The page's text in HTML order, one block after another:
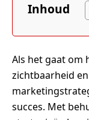
Inhoud
Als het gaat om
zichtbaarheid
succes. Met